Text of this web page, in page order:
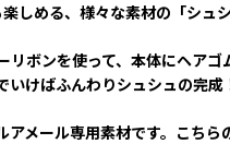
しめる、様々な素材の「シュ
リボンを使って、本体にヘアゴ
いけばふんわりシュシュの完成
メール専用素材です。こちら